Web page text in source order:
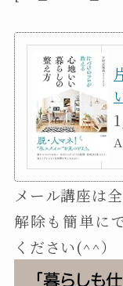
メール講座は全
解除も簡単に
ください(^^）